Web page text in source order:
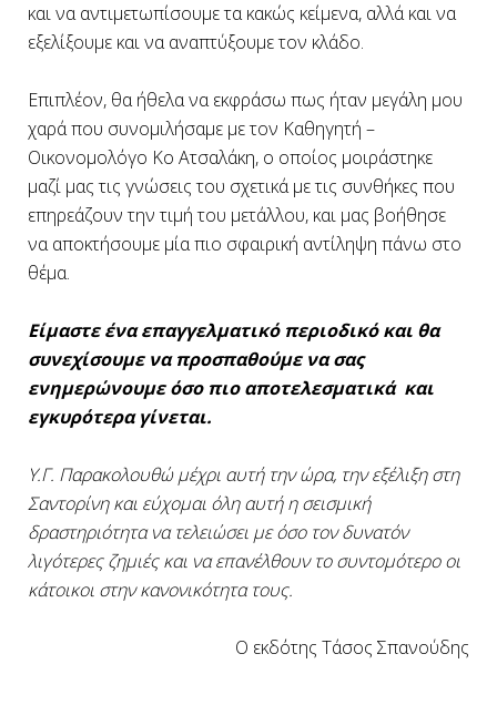
και να αντιμετωπίσουμε τα κακώς κείμενα, αλλά και να
εξελίξουμε και να αναπτύξουμε τον κλάδο.
Επιπλέον, θα ήθελα να εκφράσω πως ήταν μεγάλη μου
χαρά που συνομιλήσαμε με τον Καθηγητή –
Οικονομολόγο Κο Ατσαλάκη, ο οποίος μοιράστηκε
μαζί μας τις γνώσεις του σχετικά με τις συνθήκες που
επηρεάζουν την τιμή του μετάλλου, και μας βοήθησε
να αποκτήσουμε μία πιο σφαιρική αντίληψη πάνω στο
θέμα.
Είμαστε ένα επαγγελματικό περιοδικό και θα
συνεχίσουμε να προσπαθούμε να σας
ενημερώνουμε όσο πιο αποτελεσματικά και
εγκυρότερα γίνεται.
Υ.Γ. Παρακολουθώ μέχρι αυτή την ώρα, την εξέλιξη στη
Σαντορίνη και εύχομαι όλη αυτή η σεισμική
δραστηριότητα να τελειώσει με όσο τον δυνατόν
λιγότερες ζημιές και να επανέλθουν το συντομότερο οι
κάτοικοι στην κανονικότητα τους.
Ο εκδότης Τάσος Σπανούδης